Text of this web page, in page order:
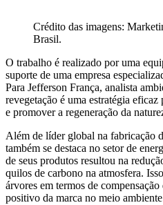
Crédito das imagens:
Brasil.
O trabalho é realizado por uma
suporte de uma empresa
Para Jefferson França, analista
revegetação é uma estratégia eficaz
e promover a regeneração da
Além de líder global na fabricação
também se destaca no setor de
de seus produtos resultou na
quilos de carbono na atmosfera.
árvores em termos de
positivo da marca no meio